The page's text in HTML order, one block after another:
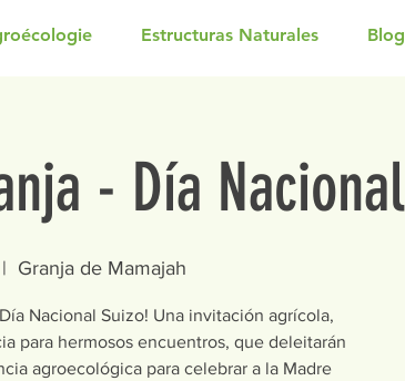
Estructuras Naturales Blog
- Día Nacional
Granja de Mamajah
Nacional Suizo! Una invitación agrícola,
para hermosos encuentros, que deleitarán
agroecológica para celebrar a la Madre